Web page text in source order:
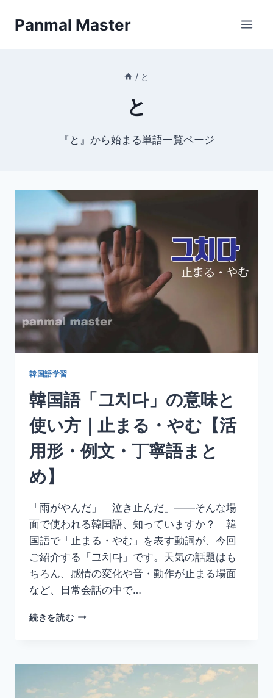
Panmal Master
/ と
と
『と』から始まる単語一覧ページ
韓国語学習
韓国語「그치다」の意味と
使い方｜止まる・やむ【活
用形・例文・丁寧語まと
め】
「雨がやんだ」「泣き止んだ」——そんな場
面で使われる韓国語、知っていますか？ 韓
国語で「止まる・やむ」を表す動詞が、今回
ご紹介する「그치다」です。天気の話題はも
ちろん、感情の変化や音・動作が止まる場面
など、日常会話の中で…
続きを読む韓
치
다」